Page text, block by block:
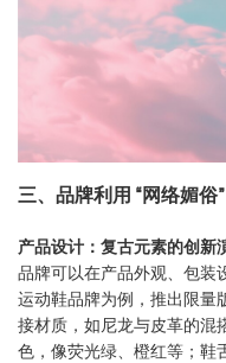
三、品牌利用 “网络媚俗
产品设计：复古元素的创新
品牌可以在产品外观、包装
运动鞋品牌为例，推出限量
接材质，如尼龙与皮革的混
色，像荧光绿、橙红等；鞋